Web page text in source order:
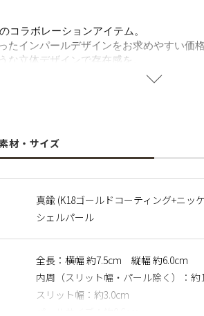
コラボレーションアイテム。
たインパールデザインをお求めやすい価
な立体デザインで存在感を。
グの上品な色味が、お手元をよりエレガ
含まれるニッケルで引き起こるアレルギ
材・サイズ
真鍮 (K18ゴールドコーティング+ニッ
シェルパール
全長：横幅 約7.5cm 縦幅 約6.0cm
内周（スリット幅・パール除く）：約
スリット幅：約3.0cm